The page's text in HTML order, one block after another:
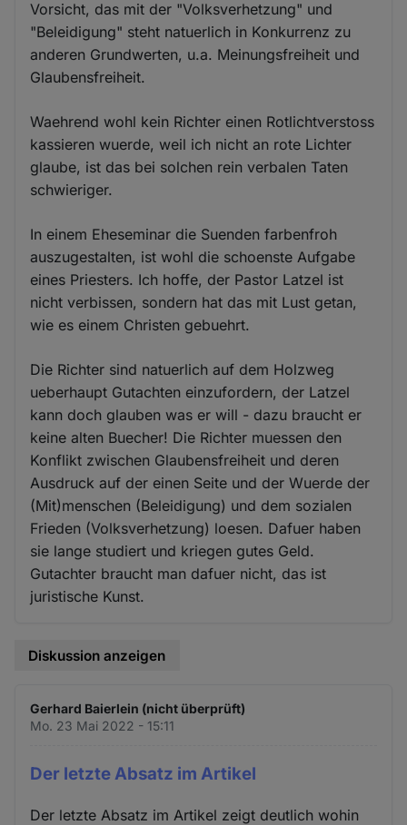
Vorsicht, das mit der "Volksverhetzung" und
"Beleidigung" steht natuerlich in Konkurrenz zu
anderen Grundwerten, u.a. Meinungsfreiheit und
Glaubensfreiheit.
Waehrend wohl kein Richter einen Rotlichtverstoss
kassieren wuerde, weil ich nicht an rote Lichter
glaube, ist das bei solchen rein verbalen Taten
schwieriger.
In einem Eheseminar die Suenden farbenfroh
auszugestalten, ist wohl die schoenste Aufgabe
eines Priesters. Ich hoffe, der Pastor Latzel ist
nicht verbissen, sondern hat das mit Lust getan,
wie es einem Christen gebuehrt.
Die Richter sind natuerlich auf dem Holzweg
ueberhaupt Gutachten einzufordern, der Latzel
kann doch glauben was er will - dazu braucht er
keine alten Buecher! Die Richter muessen den
Konflikt zwischen Glaubensfreiheit und deren
Ausdruck auf der einen Seite und der Wuerde der
(Mit)menschen (Beleidigung) und dem sozialen
Frieden (Volksverhetzung) loesen. Dafuer haben
sie lange studiert und kriegen gutes Geld.
Gutachter braucht man dafuer nicht, das ist
juristische Kunst.
Diskussion anzeigen
Gerhard Baierlein (nicht überprüft)
Mo. 23 Mai 2022 - 15:11
Der letzte Absatz im Artikel
Der letzte Absatz im Artikel zeigt deutlich wohin